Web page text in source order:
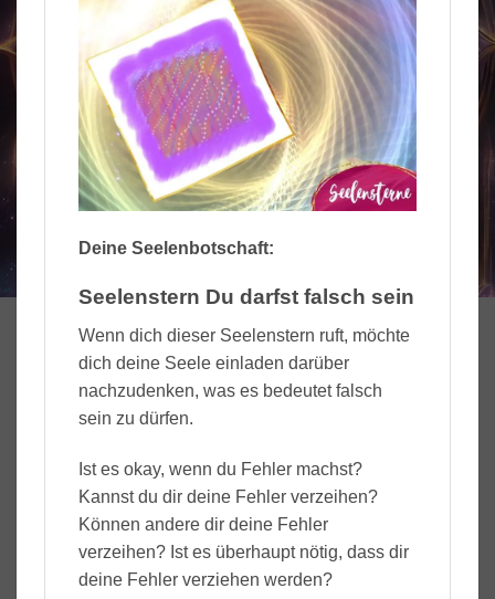
Deine Seelenbotschaft:
Seelenstern Du darfst falsch sein
Wenn dich dieser Seelenstern ruft, möchte
dich deine Seele einladen darüber
nachzudenken, was es bedeutet falsch
sein zu dürfen.
Ist es okay, wenn du Fehler machst?
Kannst du dir deine Fehler verzeihen?
Können andere dir deine Fehler
verzeihen? Ist es überhaupt nötig, dass dir
deine Fehler verziehen werden?